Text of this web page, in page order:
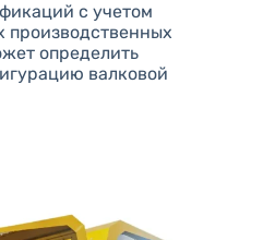
с учетом
определить
валковой